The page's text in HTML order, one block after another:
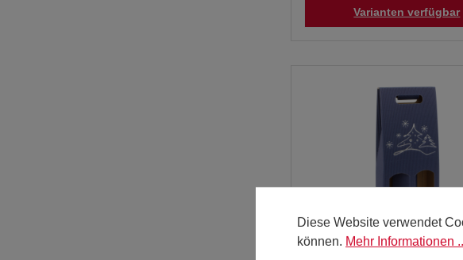
Varianten verfügbar
Diese Website verwendet
können. Mehr Informationen